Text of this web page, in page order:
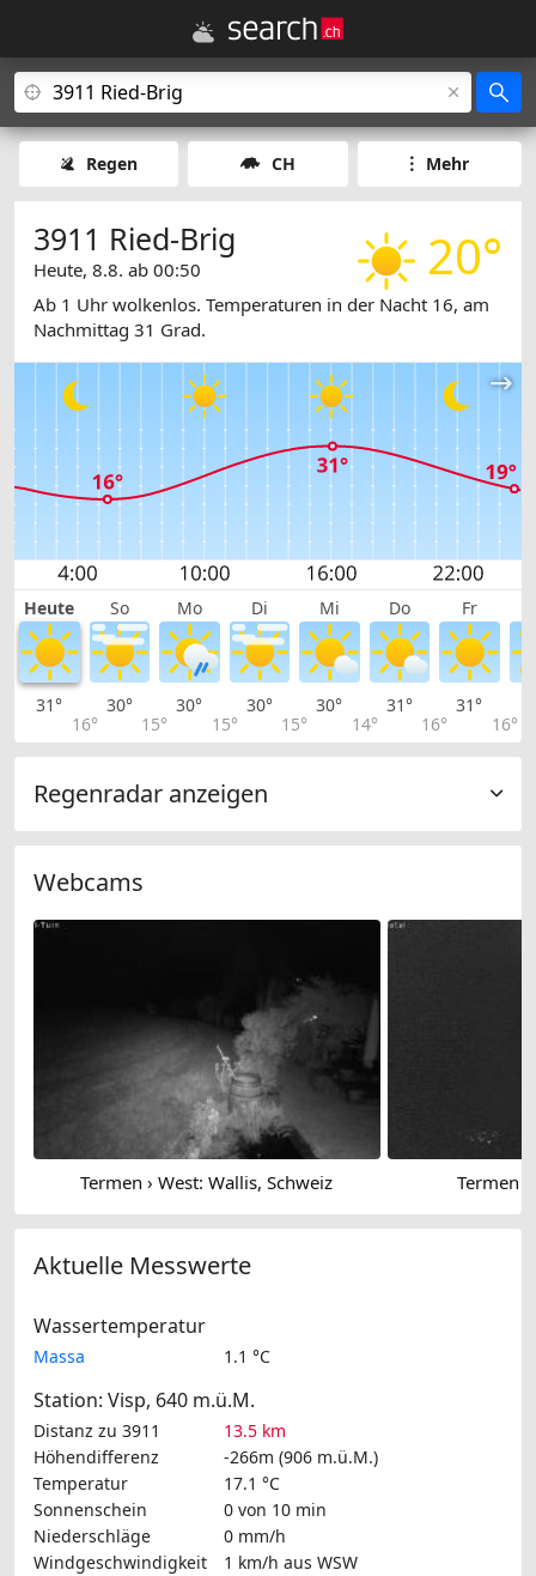
Regen CH Mehr
20°
3911 Ried-Brig
Heute, 8.8. ab 00:50
Ab 1 Uhr wolkenlos. Temperaturen in der Nacht 16, am
Nachmittag 31 Grad.
Heute So Mo Di Mi Do Fr
31°
16°
30°
15°
30°
15°
30°
15°
30°
14°
31°
16°
31°
16°
Regenradar anzeigen
Webcams
Termen › West: Wallis, Schweiz Termen
Aktuelle Messwerte
Wassertemperatur
Massa 1.1 °C
Station: Visp, 640 m.ü.M.
Distanz zu 3911
13.5 km
Höhendifferenz
-266m (906 m.ü.M.)
Temperatur
17.1 °C
Sonnenschein
0 von 10 min
Niederschläge
0 mm/h
Windgeschwindigkeit
1 km/h aus WSW